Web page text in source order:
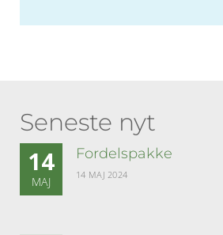
Seneste nyt
14
MAJ
Fordelspakke
14 MAJ 2024